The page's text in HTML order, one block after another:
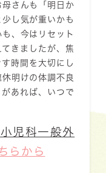
さんも「明日か
し気が重いかも
、今はリセット
きましたが、焦
時間を大切にし
明けの体調不良
あれば、いつで
小児科一般外
らから